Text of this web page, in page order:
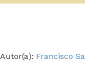
Autor(a): Francisco